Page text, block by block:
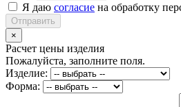
Я даю согласие на обработку
Отправить
×
Расчет цены изделия
Пожалуйста, заполните поля.
Изделие:
Форма: